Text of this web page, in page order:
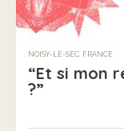
NOISY-LE-SEC, FRANCE
“Et si mon
?”